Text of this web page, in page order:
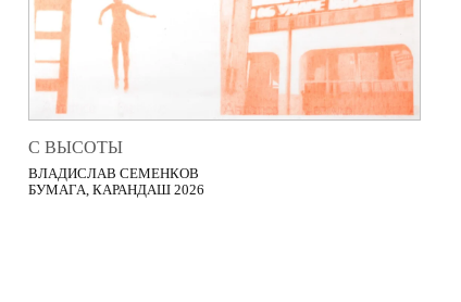
С ВЫСОТЫ
ВЛАДИСЛАВ СЕМЕНКОВ
БУМАГА, КАРАНДАШ 2026